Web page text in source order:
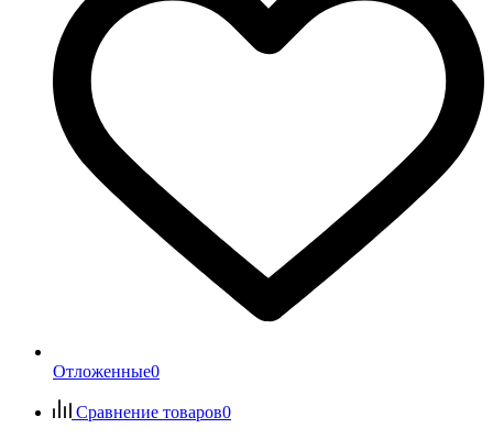
Отложенные0
Сравнение товаров0